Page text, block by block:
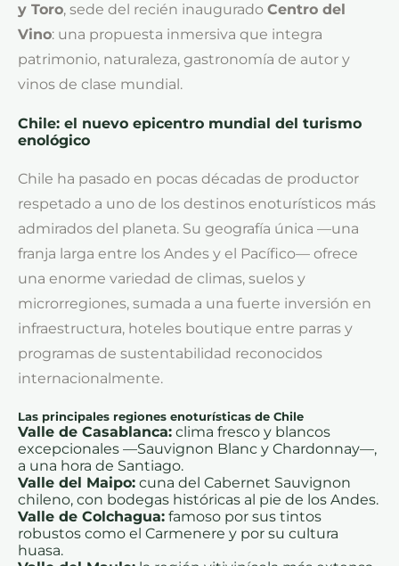
y Toro, sede del recién inaugurado Centro del
Vino: una propuesta inmersiva que integra
patrimonio, naturaleza, gastronomía de autor y
vinos de clase mundial.
Chile: el nuevo epicentro mundial del turismo
enológico
Chile ha pasado en pocas décadas de productor
respetado a uno de los destinos enoturísticos más
admirados del planeta. Su geografía única —una
franja larga entre los Andes y el Pacífico— ofrece
una enorme variedad de climas, suelos y
microrregiones, sumada a una fuerte inversión en
infraestructura, hoteles boutique entre parras y
programas de sustentabilidad reconocidos
internacionalmente.
Las principales regiones enoturísticas de Chile
Valle de Casablanca: clima fresco y blancos
excepcionales —Sauvignon Blanc y Chardonnay—,
a una hora de Santiago.
Valle del Maipo: cuna del Cabernet Sauvignon
chileno, con bodegas históricas al pie de los Andes.
Valle de Colchagua: famoso por sus tintos
robustos como el Carmenere y por su cultura
huasa.